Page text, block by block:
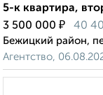
5-к квартира,
3 500 000 ₽ 40
Бежицкий район,
Агентство,